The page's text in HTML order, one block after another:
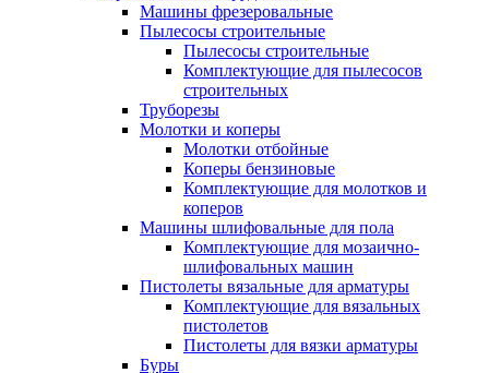
Машины фрезеровальные
Пылесосы строительные
Пылесосы строительные
Комплектующие для пылесосов
строительных
Труборезы
Молотки и коперы
Молотки отбойные
Коперы бензиновые
Комплектующие для молотков и
коперов
Машины шлифовальные для пола
Комплектующие для мозаично-
шлифовальных машин
Пистолеты вязальные для арматуры
Комплектующие для вязальных
пистолетов
Пистолеты для вязки арматуры
Буры